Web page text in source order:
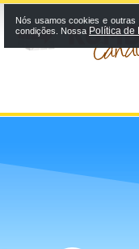
Nós usamos cookies e outras
condições. Nossa Política de